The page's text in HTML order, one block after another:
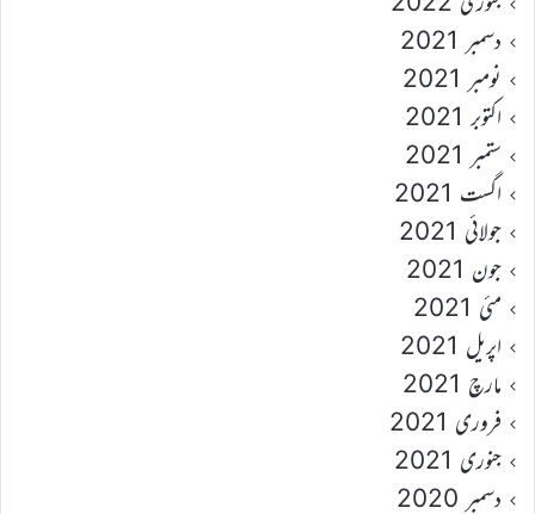
دسمبر 2021
نومبر 2021
اکتوبر 2021
ستمبر 2021
اگست 2021
جولائی 2021
جون 2021
مئی 2021
اپریل 2021
مارچ 2021
فروری 2021
جنوری 2021
دسمبر 2020